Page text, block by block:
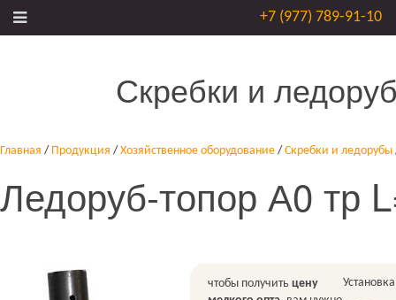
+7 (977) 789-91-10
Скребки и
Главная / Продукция / Хозяйственное оборудование / Скребки и ледорубы
Ледоруб-топор А0 тр
чтобы получить цену
Установка